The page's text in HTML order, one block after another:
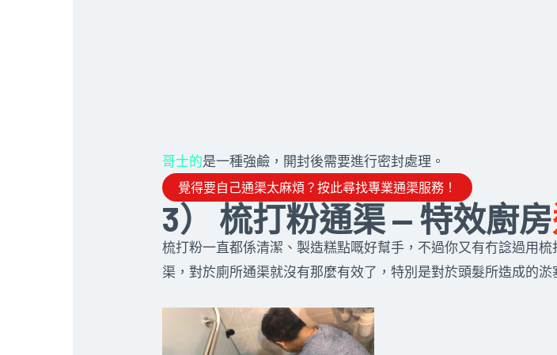
哥士的是一種強鹼，開封後需要進行密封處理。
覺得要自己通渠太麻煩？按此尋找專業通渠服務！
3） 梳打粉通渠 — 特效廚房
梳打粉一直都係清潔、製造糕點嘅好幫手，不過你又有冇諗過用
渠，對於廁所通渠就沒有那麼有效了，特別是對於頭髮所造成的淤